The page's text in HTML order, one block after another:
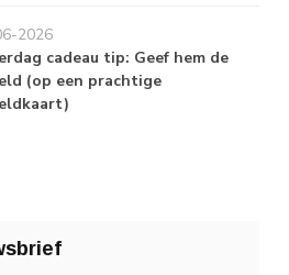
2026
cadeau tip: Geef hem de
(op een prachtige